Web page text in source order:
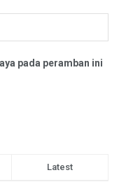
pada peramban ini
Latest